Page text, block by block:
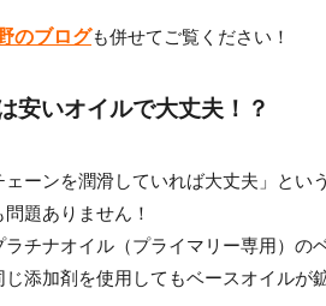
のブログも併せてご覧ください！
安いオイルで大丈夫！？
ェーンを潤滑していれば大丈夫」と
題ありません！
チナオイル（プライマリー専用）の
添加剤を使用してもベースオイル
お